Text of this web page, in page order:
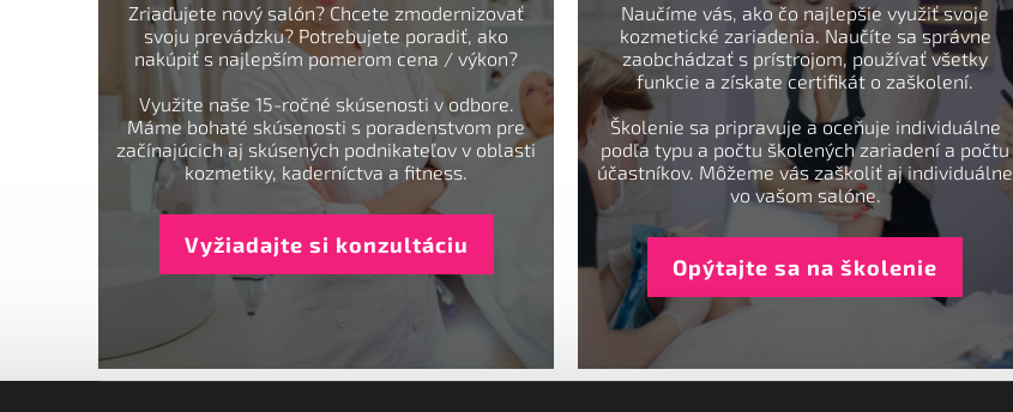
Zriaďujete nový salón? Chcete zmodernizovať
svoju prevádzku? Potrebujete poradiť, ako
nakúpiť s najlepším pomerom cena / výkon?
Využite naše 15-ročné skúsenosti v odbore.
Máme bohaté skúsenosti s poradenstvom pre
začínajúcich aj skúsených podnikateľov v oblasti
kozmetiky, kaderníctva a fitness.
Vyžiadajte si konzultáciu
Naučíme vás, ako čo najlepšie využiť svoje
kozmetické zariadenia. Naučíte sa správne
zaobchádzať s prístrojom, používať všetky
funkcie a získate certifikát o zaškolení.
Školenie sa pripravuje a oceňuje individuálne
podľa typu a počtu školených zariadení a počtu
účastníkov. Môžeme vás zaškoliť aj individuálne
vo vašom salóne.
Opýtajte sa na školenie